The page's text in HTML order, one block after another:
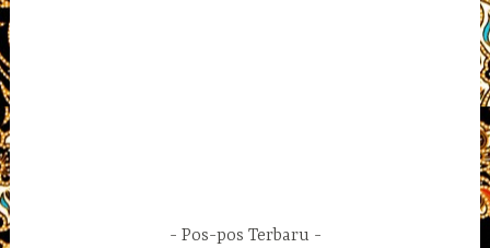
Pos-pos Terbaru